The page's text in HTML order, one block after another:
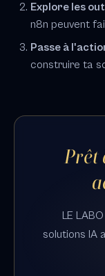
Explore les
n8n peuvent
Passe à
construire ta
Prêt
LE
solutions IA